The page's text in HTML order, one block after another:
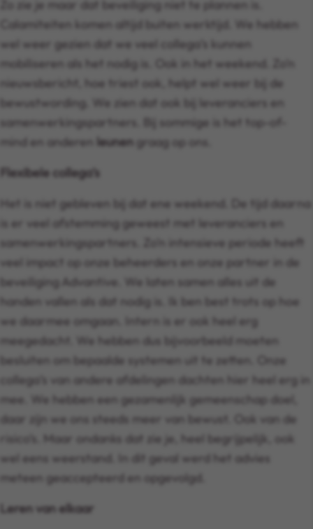
Zo zie je maar dat beveiliging niet te plannen is.
Calamiteiten komen altijd buiten werktijd. We hebben
wel weer gezien dat we veel collega’s kunnen
mobiliseren als het nodig is. Ook in het weekend. Zo’n
nieuwsbericht, hoe triest ook, helpt wel weer bij de
bewustwording. We zien dat ook bij leveranciers en
samenwerkingspartners. Bij sommige is het top-of-
mind en anderen
leunen graag op ons.
Flexibele collega’s
Het is niet gebleven bij dat ene weekend. De tijd daarna
is er veel afstemming geweest met leveranciers en
samenwerkingspartners. Zo’n intensieve periode heeft
veel impact op onze beheerders en onze partner in de
beveiliging Advantive. We laten samen alles uit de
handen vallen als dat nodig is. Ik ben best trots op hoe
we daarmee omgaan. Intern is er ook heel erg
meegedacht. We hebben dus bijvoorbeeld moeten
besluiten om bepaalde systemen uit te zetten. Onze
collega’s van andere afdelingen dachten hier heel erg in
mee. We hebben een gezamenlijk gemeenschap doel,
daar zijn we ons steeds meer van bewust. Ook van de
risico’s. Maar ondanks dat zie je, heel begrijpelijk, ook
wel eens weerstand. In dit geval werd het advies
meteen geaccepteerd en opgevolgd.
Leren van elkaar